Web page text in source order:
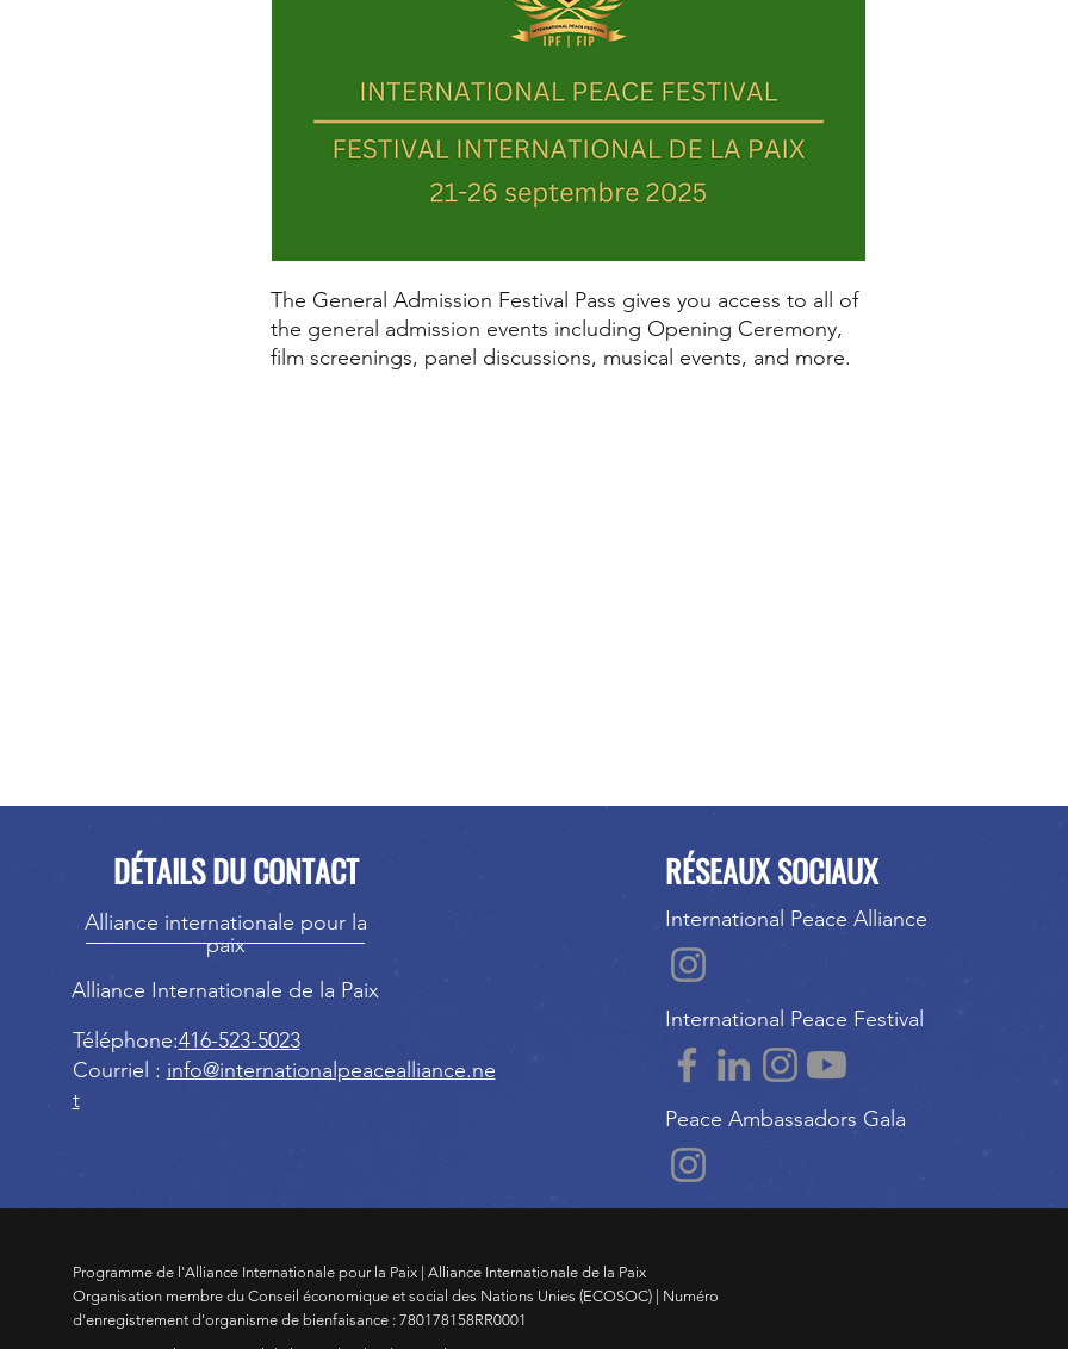
The General Admission Festival Pass gives you access to all of
the general admission events including Opening Ceremony,
film screenings, panel discussions, musical events, and more.
DÉTAILS DU CONTACT
Alliance internationale pour la
paix
Alliance Internationale de la Paix
Téléphone:416-523-5023
Courriel : info@internationalpeacealliance.ne
t
RÉSEAUX SOCIAUX
International Peace Alliance
International Peace Festival
Peace Ambassadors Gala
Programme de l'Alliance Internationale pour la Paix | Alliance Internationale de la Paix
Organisation membre du Conseil économique et social des Nations Unies (ECOSOC) | Numéro
d'enregistrement d'organisme de bienfaisance : 780178158RR0001